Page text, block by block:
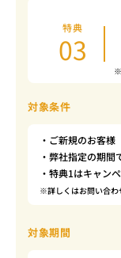
特典
03
※
対象条件
・ご新規のお客様
・弊社指定の期
・特典1はキャン
※詳しくはお問い合わ
対象期間